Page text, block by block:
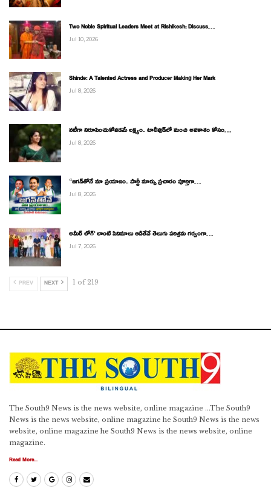
Two Noble Spiritual Leaders Meet at Rishikesh; Discuss…
Jul 10, 2026
Shinde: A Talented Actress and Producer Making Her Mark
Jul 8, 2026
నటీగా నిరూపించుకోవడమే లక్ష్యం.. టాలీవుడ్‌లో మంచి అవకాశం కోసం…
Jul 8, 2026
“జగన్‌తోనే మా ప్రయాణం.. పార్టీ మార్పు ప్రచారం పూర్తిగా…
Jul 8, 2026
అమీర్ లోగ్’ లాంటి సినిమాలు ఆడితేనే తెలుగు పరిశ్రమ గర్వంగా…
Jul 7, 2026
PREV NEXT 1 of 219
The South9 News is the news website, online magazine ...The South9
News is the news website, online magazine he South9 News is the news
website, online magazine he South9 News is the news website, online
magazine.
Read More...